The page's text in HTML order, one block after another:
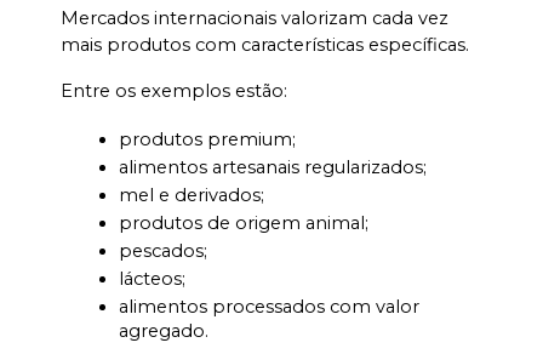
Mercados internacionais valorizam cada vez
mais produtos com características específicas.
Entre os exemplos estão:
produtos premium;
alimentos artesanais regularizados;
mel e derivados;
produtos de origem animal;
pescados;
lácteos;
alimentos processados com valor
agregado.